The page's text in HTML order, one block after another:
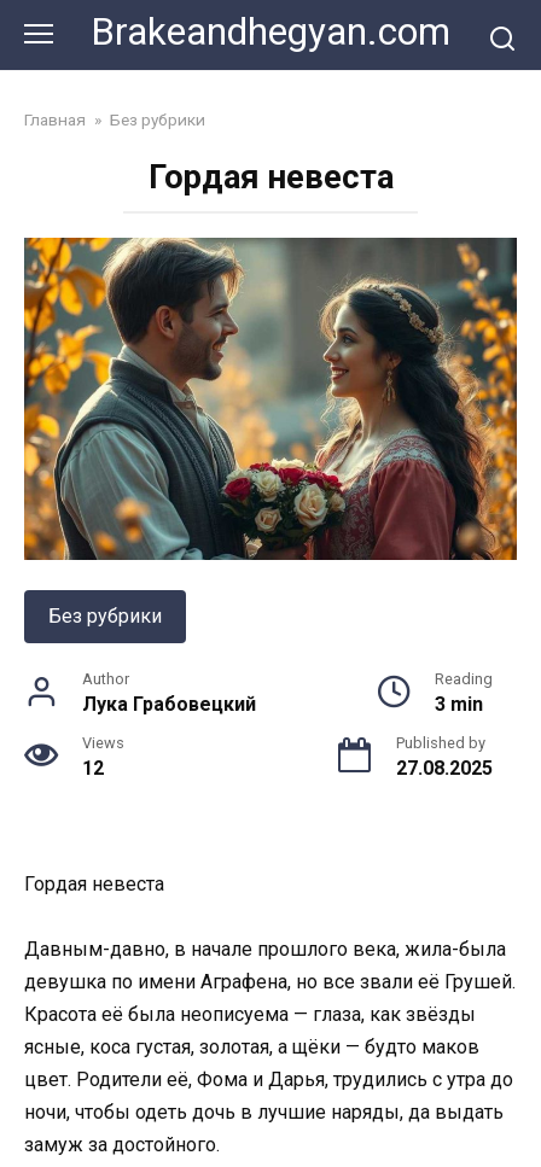
content
Brakeandhegyan.com
Главная » Без рубрики
Гордая невеста
Без рубрики
Author
Лука Грабовецкий
Reading
3 min
Views
12
Published by
27.08.2025
Гордая невеста
Давным-давно, в начале прошлого века, жила-была
девушка по имени Аграфена, но все звали её Грушей.
Красота её была неописуема — глаза, как звёзды
ясные, коса густая, золотая, а щёки — будто маков
цвет. Родители её, Фома и Дарья, трудились с утра до
ночи, чтобы одеть дочь в лучшие наряды, да выдать
замуж за достойного.